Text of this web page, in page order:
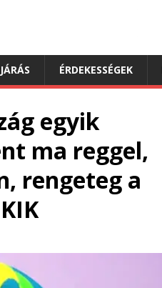
ÉRDEKESSÉGEK
egyik
ma reggel,
rengeteg a